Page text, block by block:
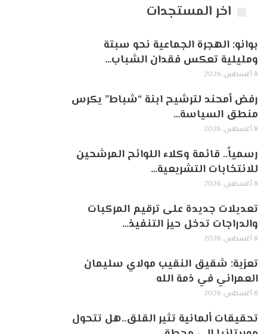
اخر المستجدات
بوانو: الهجرة الجماعية نحو سبتة
ومليلية تعكس فقدان الشباب…
8 أغسطس, 2026
رفض أمحند لترشيح ابنة “شباط” يكرس
منطق السياسة…
8 أغسطس, 2026
رسمياً.. قائمة وكلاء اللوائح المرشحين
للانتخابات التشريعية…
8 أغسطس, 2026
تعديلات جديدة على ترقيم المركبات
والدراجات تدخل حيز التنفيذ…
8 أغسطس, 2026
تعزية: شقيق النقيب مولاي سليمان
العمراني في ذمة الله
8 أغسطس, 2026
تحقيقات ألمانية تثير القلق..هل تتحول